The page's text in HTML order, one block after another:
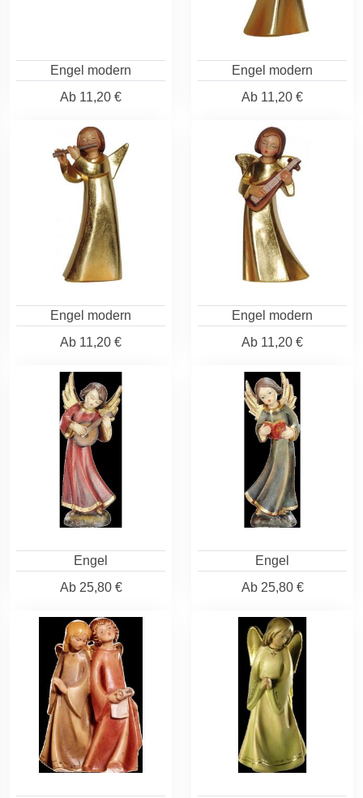
Engel modern
Ab 11,20 €
Engel modern
Ab 11,20 €
Engel modern
Ab 11,20 €
Engel modern
Ab 11,20 €
Engel
Ab25,80 €
Engel
Ab25,80 €